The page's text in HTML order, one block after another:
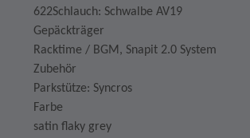
622Schlauch: Schwalbe AV19
Gepäckträger
Racktime / BGM, Snapit 2.0 System
Zubehör
Parkstütze: Syncros
Farbe
satin flaky grey